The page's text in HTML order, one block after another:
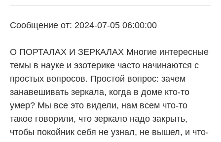
Сообщение от: 2024-07-05 06:00:00
О ПОРТАЛАХ И ЗЕРКАЛАХ Многие интересные
темы в науке и эзотерике часто начинаются с
простых вопросов. Простой вопрос: зачем
занавешивать зеркала, когда в доме кто-то
умер? Мы все это видели, нам всем что-то
такое говорили, что зеркало надо закрыть,
чтобы покойник себя не узнал, не вышел, и что-